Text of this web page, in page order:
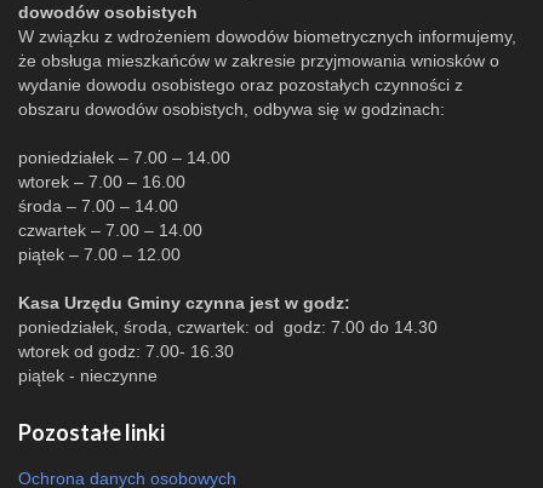
dowodów osobistych
W związku z wdrożeniem dowodów biometrycznych informujemy,
że obsługa mieszkańców w zakresie przyjmowania wniosków o
wydanie dowodu osobistego oraz pozostałych czynności z
obszaru dowodów osobistych, odbywa się w godzinach:
poniedziałek – 7.00 – 14.00
wtorek – 7.00 – 16.00
środa – 7.00 – 14.00
czwartek – 7.00 – 14.00
piątek – 7.00 – 12.00
Kasa Urzędu Gminy czynna jest w godz:
poniedziałek, środa, czwartek: od godz: 7.00 do 14.30
wtorek od godz: 7.00- 16.30
piątek - nieczynne
Pozostałe linki
Ochrona danych osobowych